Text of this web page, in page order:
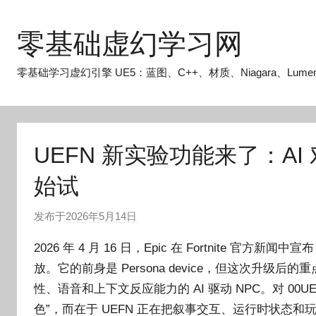
零基础虚幻学习网
零基础学习虚幻引擎 UE5：蓝图、C++、材质、Niagara、
UEFN 新实验功能来了：AI
始试
发布于2026年5月14日
:
O
k
g
2026 年 4 月 16 日，Epic 在 Fortnite 官方新闻中宣布
放。它的前身是 Persona device，但这次升级后的
性、语音和上下文反应能力的 AI 驱动 NPC。对
色”，而在于 UEFN 正在把叙事交互、运行时状态和